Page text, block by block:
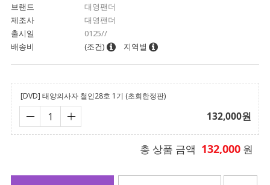
브랜드
대영팬더
제조사
대영팬더
출시일
0125//
배송비
(조건) 지역별
[DVD] 태양의사자 철인28호 1기 (초회한정판)
132,000원
총 상품 금액 132,000 원